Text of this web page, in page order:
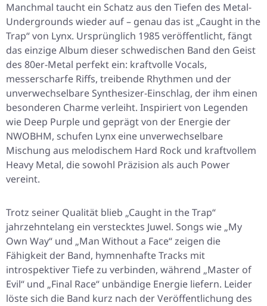
Manchmal taucht ein Schatz aus den Tiefen des Metal-
Undergrounds wieder auf – genau das ist „Caught in the
Trap“von Lynx. Ursprünglich 1985 veröffentlicht, fängt
das einzige Album dieser schwedischen Band den Geist
des 80er-Metal perfekt ein: kraftvolle Vocals,
messerscharfe Riffs, treibende Rhythmen und der
unverwechselbare Synthesizer-Einschlag, der ihm einen
besonderen Charme verleiht. Inspiriert von Legenden
wie Deep Purple und geprägt von der Energie der
NWOBHM, schufen Lynx eine unverwechselbare
Mischung aus melodischem Hard Rock und kraftvollem
Heavy Metal, die sowohl Präzision als auch Power
vereint.
Trotz seiner Qualität blieb „Caught in the Trap“
jahrzehntelang ein verstecktes Juwel. Songs wie „My
Own Way“ und „Man Without a Face“ zeigen die
Fähigkeit der Band, hymnenhafte Tracks mit
introspektiver Tiefe zu verbinden, während „Master of
Evil“ und „Final Race“ unbändige Energie liefern. Leider
löste sich die Band kurz nach der Veröffentlichung des